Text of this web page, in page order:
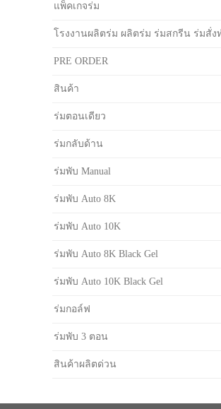
แพ็คเกจร่ม
โรงงานผลิตร่ม ผลิตร่ม ร่มสกรีน ร่มสั่ง
PRE ORDER
สินค้า
ร่มตอนเดียว
ร่มกลับด้าน
ร่มพับ Manual
ร่มพับ Auto 8K
ร่มพับ Auto 10K
ร่มพับ Auto 8K Black Gel
ร่มพับ Auto 10K Black Gel
ร่มกอล์ฟ
ร่มพับ 3 ตอน
สินค้าผลิตด่วน